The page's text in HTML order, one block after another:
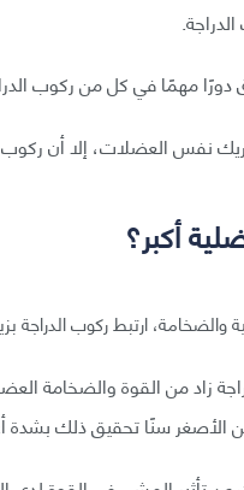
مهمًا في كل من ركوب
نفس العضلات، إلا أن ركوب
أكبر؟
ارتبط ركوب الدراجة
زاد من القوة والضخامة
الأصغر سنًا تحقيق ذلك بشدة